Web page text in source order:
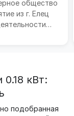
общество
из г. Елец
кВт:
подобранная